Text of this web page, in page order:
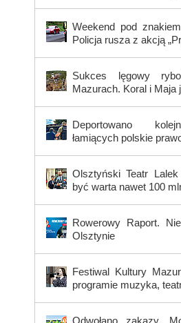
Weekend pod
Policja rusza z akcją
Sukces lęgowy
Mazurach. Koral i Maja
Deportowano
łamiących polskie
Olsztyński Teatr
być warta nawet 100
Rowerowy Raport.
Olsztynie
Festiwal Kultury
programie muzyka,
Odwołano zakazy.